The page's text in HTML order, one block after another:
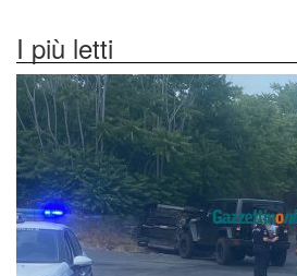
I più letti